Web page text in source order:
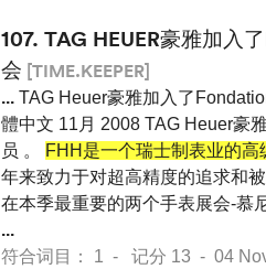
107. TAG HEUER豪雅加入
会 [TIME.KEEPER]
... TAG Heuer豪雅加入了
體中文 11月 2008 TAG Heuer豪
员 。
FHH是一个瑞士制表业的高
年来致力于对超高精度的追求和
在本季最重要的两个手表展会-慕
...
符合词目： 1 - 记分 13 - 04